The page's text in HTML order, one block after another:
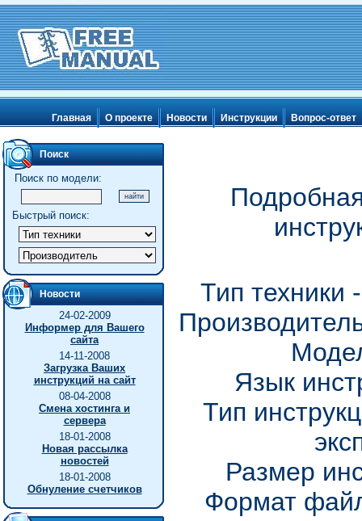
Главная О проекте Новости Инструкции Вопрос-ответ
Поиск
Поиск по модели:
Быстрый поиск:
Новости
24-02-2009
Информер для Вашего
сайта
14-11-2008
Загрузка Ваших
инструкций на сайт
08-04-2008
Смена хостинга и
сервера
18-01-2008
Новая рассылка
новостей
18-01-2008
Обнуление счетчиков
Тип техники
Язык
Тип
Размер
Формат